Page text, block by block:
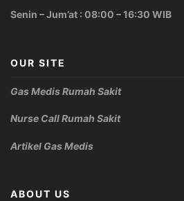
Senin – Jum’at : 08:00 – 16:30 WIB
OUR SITE
Gas Medis Rumah Sakit
Nurse Call Rumah Sakit
Artikel Gas Medis
ABOUT US